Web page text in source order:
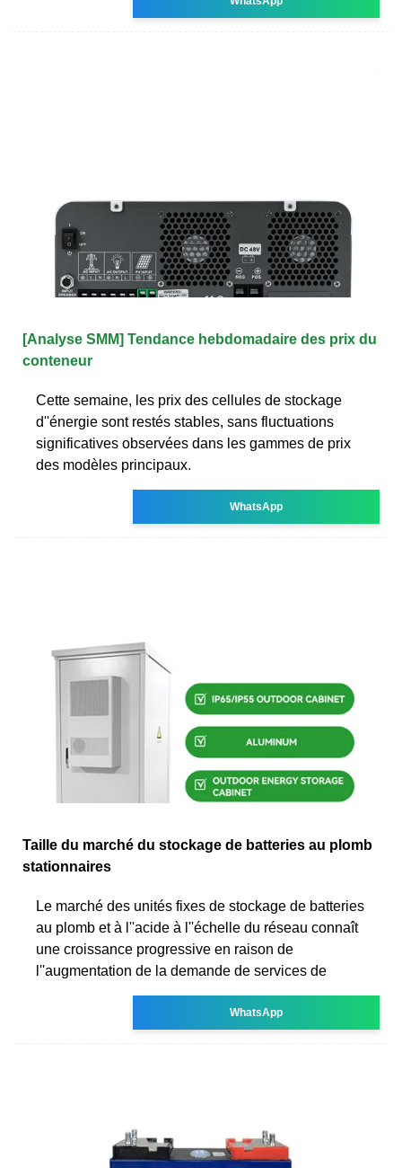
[Analyse SMM] Tendance hebdomadaire des prix du
conteneur
Cette semaine, les prix des cellules de stockage
d''énergie sont restés stables, sans fluctuations
significatives observées dans les gammes de prix
des modèles principaux.
WhatsApp
Taille du marché du stockage de batteries au plomb
stationnaires
Le marché des unités fixes de stockage de batteries
au plomb et à l''acide à l''échelle du réseau connaît
une croissance progressive en raison de
l''augmentation de la demande de services de
WhatsApp